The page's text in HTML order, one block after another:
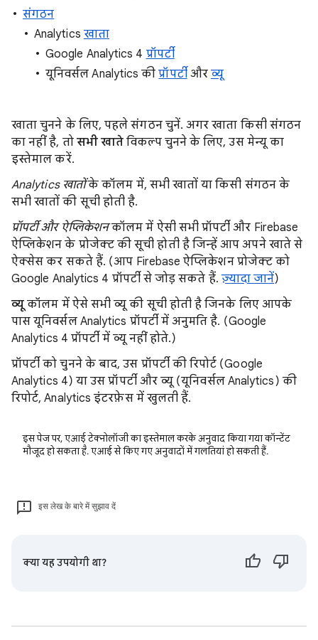
संगठन
Analytics खाता
Google Analytics 4 प्रॉपर्टी
यूनिवर्सल Analytics कीप्रॉपर्टीऔरव्यू
खाता चुनने के लिए, पहले संगठन चुनें. अगर खाता किसी संगठन
का नहीं है, तो सभी खाते विकल्प चुनने के लिए, उस मेन्यू का
इस्तेमाल करें.
Analytics खातोंके कॉलम में, सभी खातों या किसी संगठन के
सभी खातों की सूची होती है.
प्रॉपर्टी और ऐप्लिकेशनकॉलम में ऐसी सभी प्रॉपर्टी और Firebase
ऐप्लिकेशन के प्रोजेक्ट की सूची होती है जिन्हें आप अपने खाते से
ऐक्सेस कर सकते हैं. (आप Firebase ऐप्लिकेशन प्रोजेक्ट को
Google Analytics 4 प्रॉपर्टी से जोड़ सकते हैं. ज़्यादा जानें)
व्यूकॉलम में ऐसे सभी व्यू की सूची होती है जिनके लिए आपके
पास यूनिवर्सल Analytics प्रॉपर्टी में अनुमति है. (Google
Analytics 4 प्रॉपर्टी में व्यू नहीं होते.)
प्रॉपर्टी को चुनने के बाद, उस प्रॉपर्टी की रिपोर्ट (Google
Analytics 4) या उस प्रॉपर्टी और व्यू (यूनिवर्सल Analytics) की
रिपोर्ट, Analytics इंटरफ़ेस में खुलती हैं.
इस पेज पर, एआई टेक्नोलॉजी का इस्तेमाल करके अनुवाद किया गया कॉन्टेंट
मौजूद हो सकता है. एआई से किए गए अनुवादों में गलतियां हो सकती हैं.
इस लेख के बारे में सुझाव दें
क्या यह उपयोगी था?